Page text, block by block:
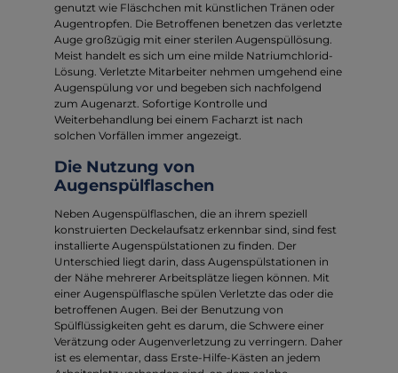
genutzt wie Fläschchen mit künstlichen Tränen oder
Augentropfen. Die Betroffenen benetzen das verletzte
Auge großzügig mit einer sterilen Augenspüllösung.
Meist handelt es sich um eine milde Natriumchlorid-
Lösung. Verletzte Mitarbeiter nehmen umgehend eine
Augenspülung vor und begeben sich nachfolgend
zum Augenarzt. Sofortige Kontrolle und
Weiterbehandlung bei einem Facharzt ist nach
solchen Vorfällen immer angezeigt.
Die Nutzung von
Augenspülflaschen
Neben Augenspülflaschen, die an ihrem speziell
konstruierten Deckelaufsatz erkennbar sind, sind fest
installierte Augenspülstationen zu finden. Der
Unterschied liegt darin, dass Augenspülstationen in
der Nähe mehrerer Arbeitsplätze liegen können. Mit
einer Augenspülflasche spülen Verletzte das oder die
betroffenen Augen. Bei der Benutzung von
Spülflüssigkeiten geht es darum, die Schwere einer
Verätzung oder Augenverletzung zu verringern. Daher
ist es elementar, dass Erste-Hilfe-Kästen an jedem